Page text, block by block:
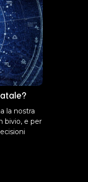
la nostra
bivio, e per